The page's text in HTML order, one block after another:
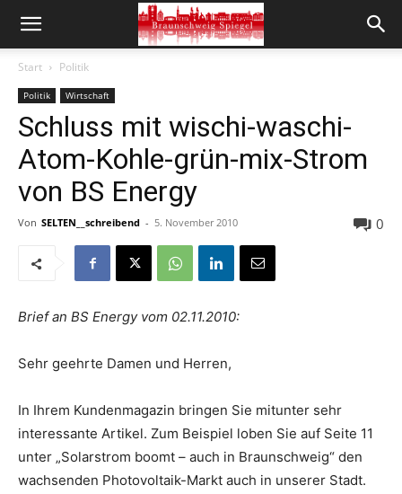
Start Politik
Politik Wirtschaft
Schluss mit wischi-waschi-
Atom-Kohle-grün-mix-Strom
von BS Energy
Von SELTEN__schreibend - 5. November 2010 0
Brief an BS Energy vom 02.11.2010:
Sehr geehrte Damen und Herren,
In Ihrem Kundenmagazin bringen Sie mitunter sehr
interessante Artikel. Zum Beispiel loben Sie auf Seite 11
unter „Solarstrom boomt – auch in Braunschweig“ den
wachsenden Photovoltaik-Markt auch in unserer Stadt.